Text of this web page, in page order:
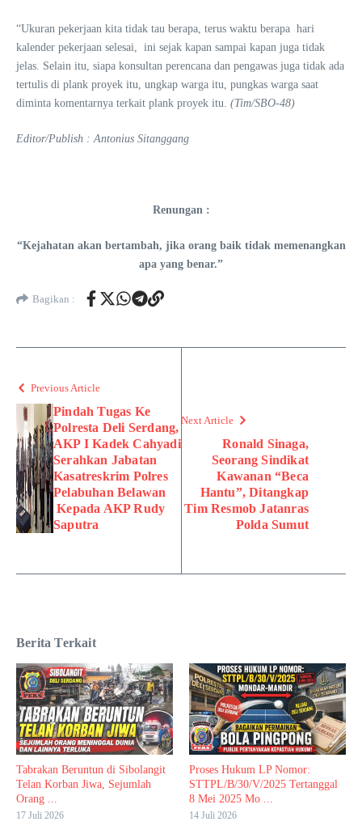
“Ukuran pekerjaan kita tidak tau berapa, terus waktu berapa hari
kalender pekerjaan selesai, ini sejak kapan sampai kapan juga tidak
jelas. Selain itu, siapa konsultan perencana dan pengawas juga tidak ada
tertulis di plank proyek itu, ungkap warga itu, pungkas warga saat
diminta komentarnya terkait plank proyek itu. (Tim/SBO-48)
Editor/Publish : Antonius Sitanggang
Renungan :
“Kejahatan akan bertambah, jika orang baik tidak memenangkan
apa yang benar.”
Bagikan :
Previous Article
Pindah Tugas Ke
Polresta Deli Serdang,
AKP I Kadek Cahyadi
Serahkan Jabatan
Kasatreskrim Polres
Pelabuhan Belawan
Kepada AKP Rudy
Saputra
Next Article
Ronald Sinaga,
Seorang Sindikat
Kawanan “Beca
Hantu”, Ditangkap
Tim Resmob Jatanras
Polda Sumut
Berita Terkait
Tabrakan Beruntun di Sibolangit
Telan Korban Jiwa, Sejumlah
Orang ...
17 Juli 2026
Proses Hukum LP Nomor:
STTPL/B/30/V/2025 Tertanggal
8 Mei 2025 Mo ...
14 Juli 2026